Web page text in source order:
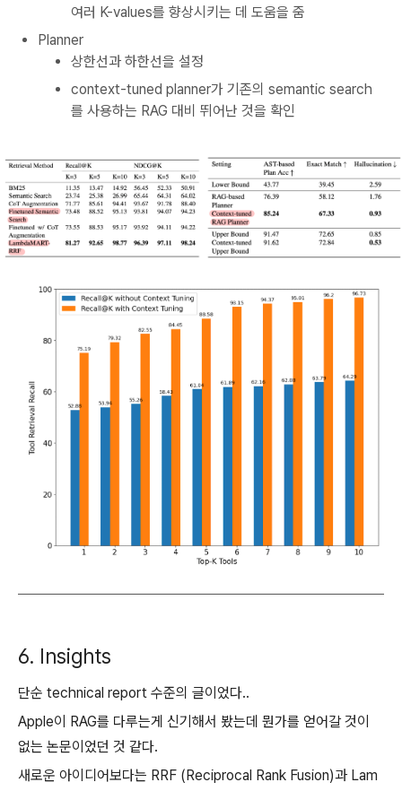
여러 K-values를 향상시키는 데 도움을 줌
Planner
상한선과 하한선을 설정
context-tuned planner가 기존의 semantic search
를 사용하는 RAG 대비 뛰어난 것을 확인
6. Insights
단순 technical report 수준의 글이었다..
Apple이 RAG를 다루는게 신기해서 봤는데 뭔가를 얻어갈 것이
없는 논문이었던 것 같다.
새로운 아이디어보다는 RRF (Reciprocal Rank Fusion)과 Lam